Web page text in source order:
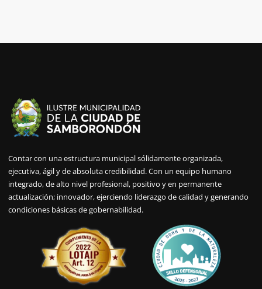
Contar con una estructura municipal sólidamente organizada,
ejecutiva, ágil y de absoluta credibilidad. Con un equipo humano
integrado, de alto nivel profesional, positivo y en permanente
actualización; innovador, ejerciendo liderazgo de calidad y generando
condiciones básicas de gobernabilidad.